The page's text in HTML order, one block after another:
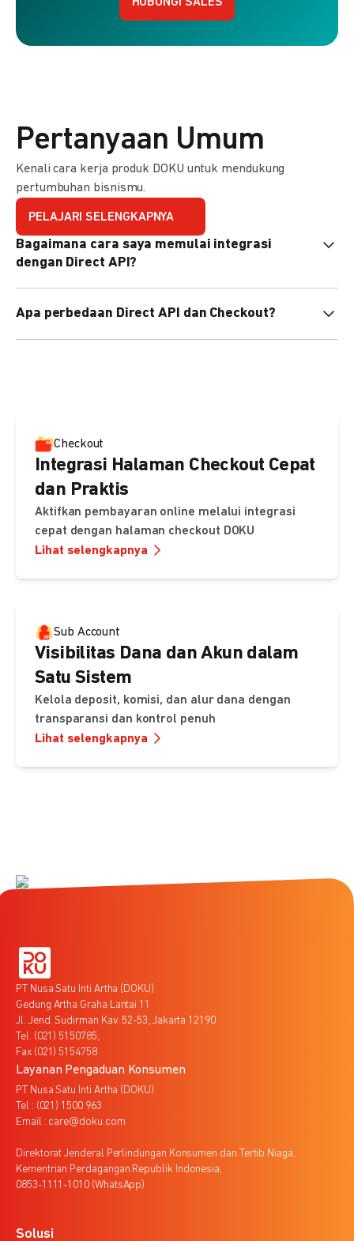
HUBUNGI SALES
Pertanyaan Umum
Kenali cara kerja produk DOKU untuk mendukung
pertumbuhan bisnismu.
PELAJARI SELENGKAPNYA
Bagaimana cara saya memulai integrasi
dengan Direct API?
pemrograman untuk membantu integrasi Anda. Pelajari
Apa perbedaan Direct API dan Checkout?
Checkout
Integrasi Halaman Checkout Cepat
dan Praktis
Aktifkan pembayaran online melalui integrasi
cepat dengan halaman checkout DOKU
Lihat selengkapnya
Sub Account
Visibilitas Dana dan Akun dalam
Satu Sistem
Kelola deposit, komisi, dan alur dana dengan
transparansi dan kontrol penuh
Lihat selengkapnya
PT Nusa Satu Inti Artha (DOKU)
Gedung Artha Graha Lantai 11
Jl. Jend. Sudirman Kav. 52-53, Jakarta 12190
Tel. (021) 5150785,
Fax (021) 5154758
Layanan Pengaduan Konsumen
PT Nusa Satu Inti Artha (DOKU)
Tel : (021) 1500 963
Email : care@doku.com
Direktorat Jenderal Perlindungan Konsumen dan Tertib Niaga,
Kementrian Perdagangan Republik Indonesia,
0853-1111-1010 (WhatsApp)
Solusi